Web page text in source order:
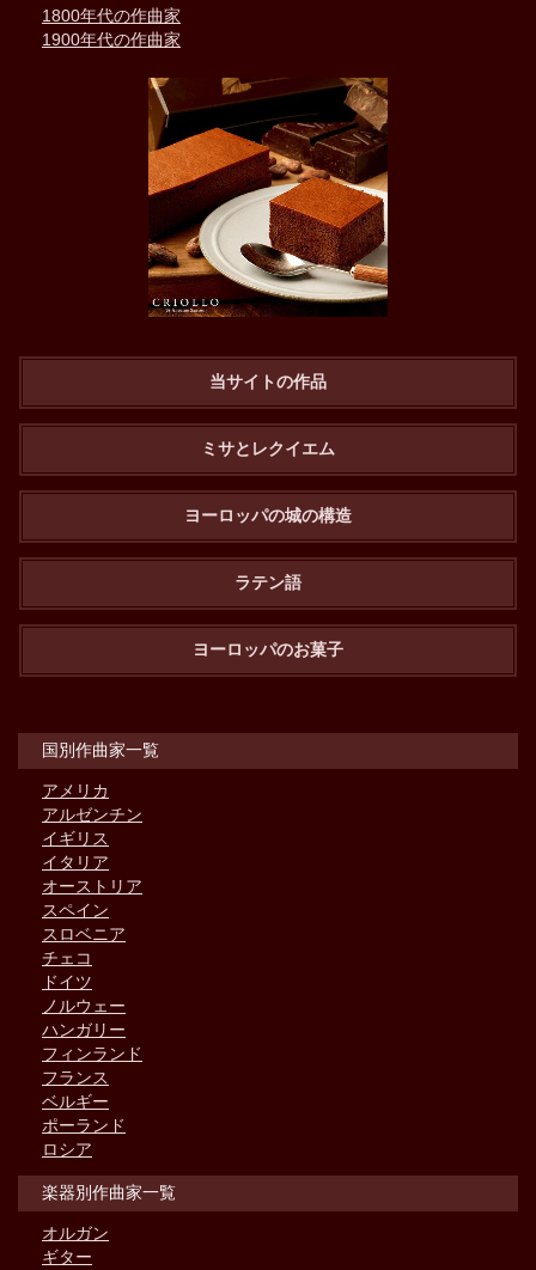
1800年代の作曲家
1900年代の作曲家
当サイトの作品
ミサとレクイエム
ヨーロッパの城の構造
ラテン語
ヨーロッパのお菓子
国別作曲家一覧
アメリカ
アルゼンチン
イギリス
イタリア
オーストリア
スペイン
スロベニア
チェコ
ドイツ
ノルウェー
ハンガリー
フィンランド
フランス
ベルギー
ポーランド
ロシア
楽器別作曲家一覧
オルガン
ギター